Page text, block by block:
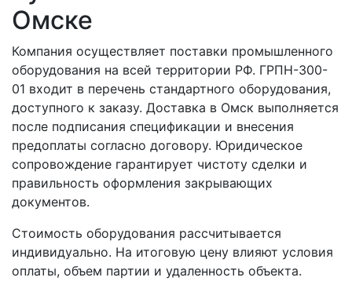
Омске
Компания осуществляет поставки промышленного
оборудования на всей территории РФ. ГРПН-300-
01 входит в перечень стандартного оборудования,
доступного к заказу. Доставка в Омск выполняется
после подписания спецификации и внесения
предоплаты согласно договору. Юридическое
сопровождение гарантирует чистоту сделки и
правильность оформления закрывающих
документов.
Стоимость оборудования рассчитывается
индивидуально. На итоговую цену влияют условия
оплаты, объем партии и удаленность объекта.